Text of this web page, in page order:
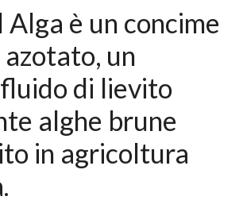
è un concime
un
di lievito
alghe brune
in agricoltura